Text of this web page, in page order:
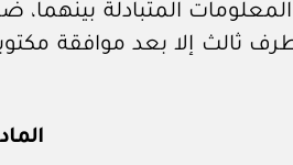
المتبادلة
طرف ثالث إلا بعد موافقة